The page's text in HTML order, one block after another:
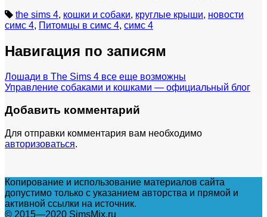
the sims 4, кошки и собаки, круглые крыши, новости
симс 4, Питомцы в симс 4, симс 4
Навигация по записям
Лошади в The Sims 4 все еще возможны
Управление собаками и кошками — официальный блог
Добавить комментарий
Для отправки комментария вам необходимо
авторизоваться.
Копирование и использование материалов сайта
допустимо только с указанием авторства и прямой и
активной ссылки на источник.
© 2015—2020 SimsMix.ru